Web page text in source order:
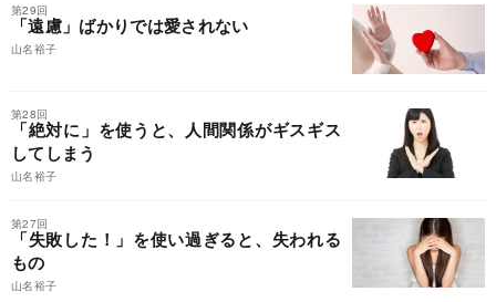
第29回
「遠慮」ばかりでは愛されない
山名裕子
第28回
「絶対に」を使うと、人間関係がギスギス
してしまう
山名裕子
第27回
「失敗した！」を使い過ぎると、失われる
もの
山名裕子